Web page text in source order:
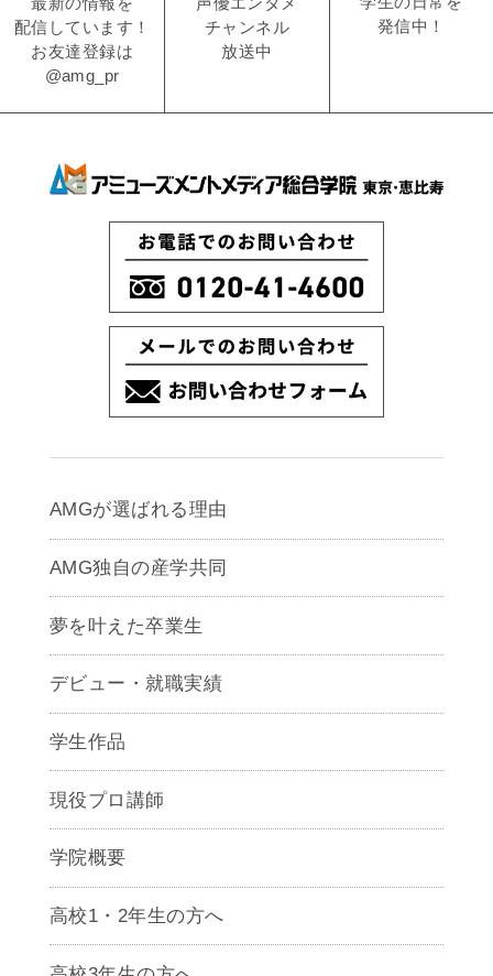
配信しています！
お友達登録は
@amg_pr
チャンネル
放送中
発信中！
AMGが選ばれる理由
AMG独自の産学共同
夢を叶えた卒業生
デビュー・就職実績
学生作品
現役プロ講師
学院概要
高校1・2年生の方へ